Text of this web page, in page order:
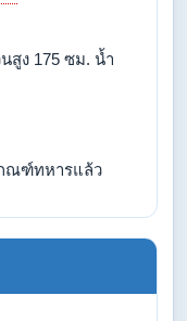
สูง 175 ซม. น้ำ
ณฑ์ทหารแล้ว